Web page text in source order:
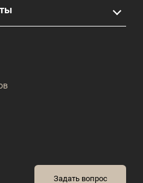
Задать вопрос